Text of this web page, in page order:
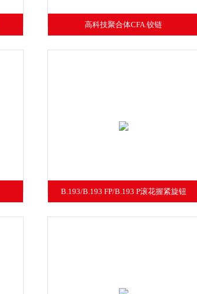
高科技聚合体CFA.铰链
B.193/B.193 FP/B.193 P滚花握紧旋钮